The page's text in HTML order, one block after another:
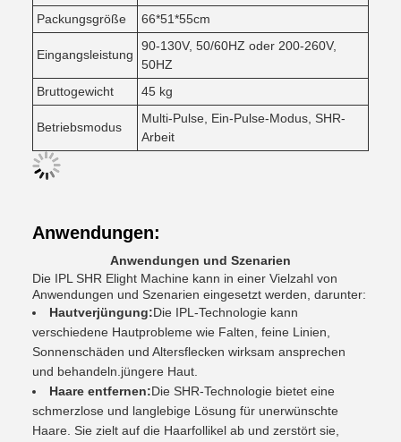
Packungsgröße 66*51*55cm
Eingangsleistung
90-130V, 50/60HZ oder 200-260V,
50HZ
Bruttogewicht
45 kg
Betriebsmodus
Multi-Pulse, Ein-Pulse-Modus, SHR-
Arbeit
Anwendungen:
Anwendungen und Szenarien
Die IPL SHR Elight Machine kann in einer Vielzahl von
Anwendungen und Szenarien eingesetzt werden, darunter:
Hautverjüngung:Die IPL-Technologie kann
verschiedene Hautprobleme wie Falten, feine Linien,
Sonnenschäden und Altersflecken wirksam ansprechen
und behandeln.jüngere Haut.
Haare entfernen:Die SHR-Technologie bietet eine
schmerzlose und langlebige Lösung für unerwünschte
Haare. Sie zielt auf die Haarfollikel ab und zerstört sie,